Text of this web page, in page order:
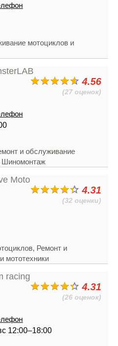
мотоциклов и
4.56
(27 оценок)
и обслуживание
Шиномонтаж
4.31
(32 оценки)
, Ремонт и
мототехники
4.31
(26 оценок)
12:00–18:00